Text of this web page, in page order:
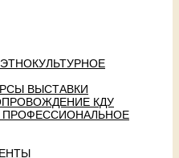
ВЫСТАВКИ
КДУ